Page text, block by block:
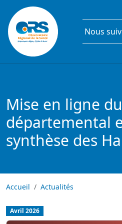
Aller au contenu principal
Nous
Mise en ligne
départemental
synthèse des
Accueil Actualités
Avril 2026